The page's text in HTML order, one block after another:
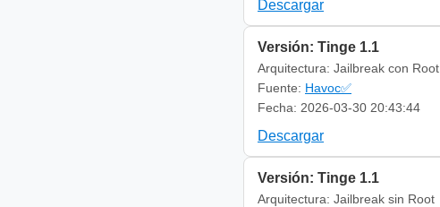
Descargar
Versión: Tinge 1.1
Arquitectura: Jailbreak con Root
Fuente: Havoc✅
Fecha: 2026-03-30 20:43:44
Descargar
Versión: Tinge 1.1
Arquitectura: Jailbreak sin Root